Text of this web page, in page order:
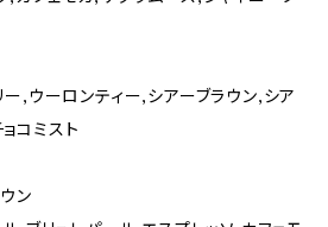
ー,ウーロンティー,シアーブラウン,シア
コミスト
ン